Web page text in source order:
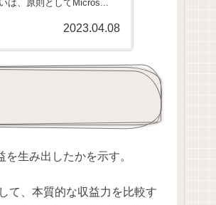
は、原則としてMicros...
2023.04.08
生み出したかを示す。
て、本質的な収益力を比較す